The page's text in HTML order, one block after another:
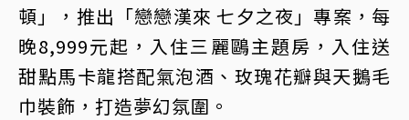
頓」，推出「戀戀漢來 七夕之夜」專案，每
晚8,999元起，入住三麗鷗主題房，入住送
甜點馬卡龍搭配氣泡酒、玫瑰花瓣與天鵝毛
巾裝飾，打造夢幻氛圍。